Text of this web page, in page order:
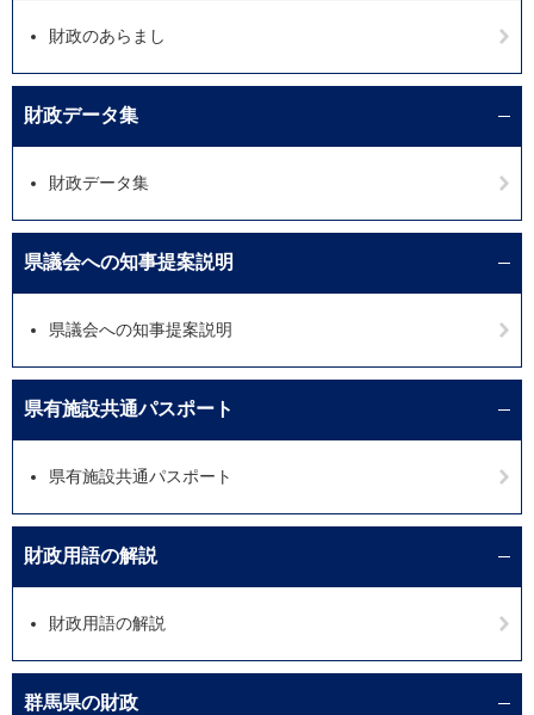
財政のあらまし
財政データ集
財政データ集
県議会への知事提案説明
県議会への知事提案説明
県有施設共通パスポート
県有施設共通パスポート
財政用語の解説
財政用語の解説
群馬県の財政